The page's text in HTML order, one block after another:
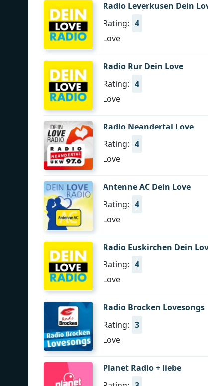
Radio Leverkusen Dein
Rating: 4
Love
Radio Rur Dein Love
Rating: 4
Love
Radio Neandertal Love
Rating: 4
Love
Antenne AC Dein Love
Rating: 4
Love
Radio Euskirchen Dein
Rating: 4
Love
Radio Brocken Lovesongs
Rating: 3
Love
Planet Radio + liebe